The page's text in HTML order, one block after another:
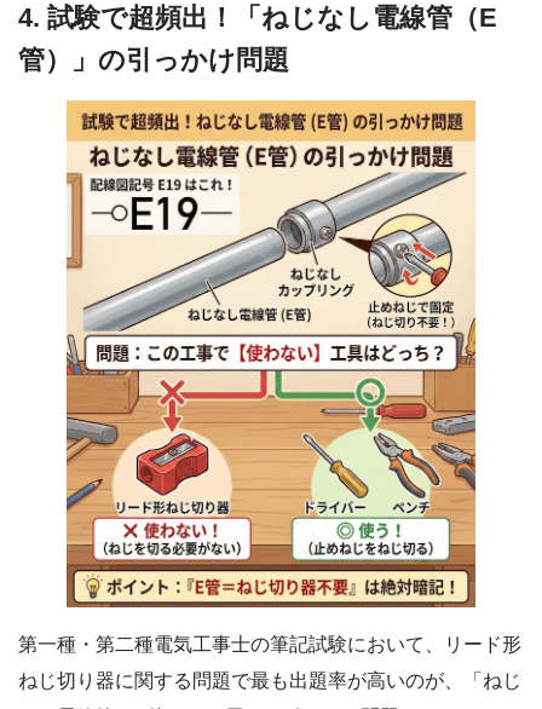
4. 試験で超頻出！「ねじなし電線管（E
管）」の引っかけ問題
第一種・第二種電気工事士の筆記試験において、リード形
ねじ切り器に関する問題で最も出題率が高いのが、「ねじ